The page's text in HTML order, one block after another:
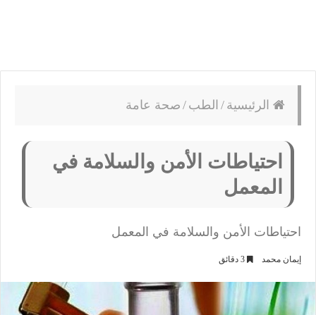
الرئيسية / الطب / صحة عامة
احتياطات الأمن والسلامة في
المعمل
احتياطات الأمن والسلامة في المعمل
إيمان محمد